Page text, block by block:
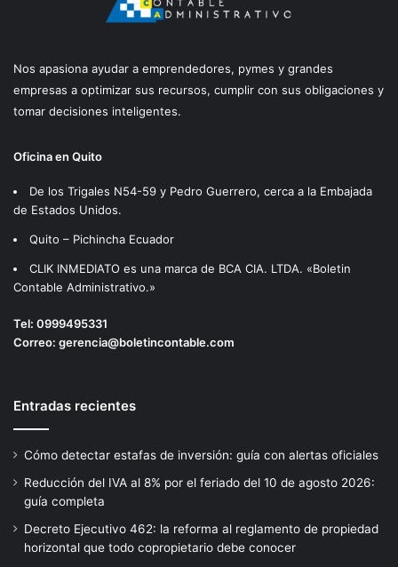
Nos apasiona ayudar a emprendedores, pymes y grandes
empresas a optimizar sus recursos, cumplir con sus obligaciones y
tomar decisiones inteligentes.
Oficina en Quito
De los Trigales N54-59 y Pedro Guerrero, cerca a la Embajada
de Estados Unidos.
Quito – Pichincha Ecuador
CLIK INMEDIATO es una marca de BCA CIA. LTDA. «Boletin
Contable Administrativo.»
Tel: 0999495331
Correo: gerencia@boletincontable.com
Entradas recientes
Cómo detectar estafas de inversión: guía con alertas oficiales
Reducción del IVA al 8% por el feriado del 10 de agosto 2026:
guía completa
Decreto Ejecutivo 462: la reforma al reglamento de propiedad
horizontal que todo copropietario debe conocer